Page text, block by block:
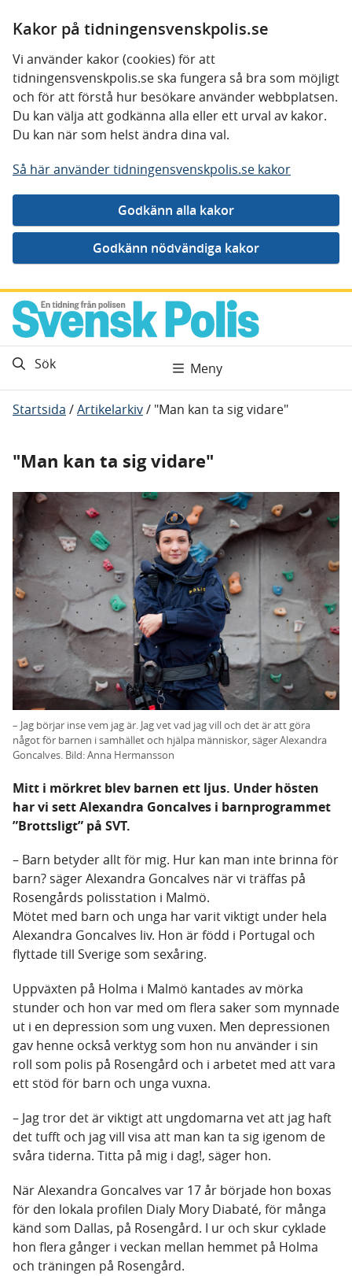
Kakor på tidningensvenskpolis.se
Vi använder kakor (cookies) för att
tidningensvenskpolis.se ska fungera så bra som möjligt
och för att förstå hur besökare använder webbplatsen.
Du kan välja att godkänna alla eller ett urval av kakor.
Du kan när som helst ändra dina val.
Så här använder tidningensvenskpolis.se kakor
Gå direkt till innehåll
Sök Meny
Startsida /Artikelarkiv/ "Man kan ta sig vidare"
"Man kan ta sig vidare"
– Jag börjar inse vem jag är. Jag vet vad jag vill och det är att göra
något för barnen i samhället och hjälpa människor, säger Alexandra
Goncalves. Bild: Anna Hermansson
Mitt i mörkret blev barnen ett ljus. Under hösten
har vi sett Alexandra Goncalves i barnprogrammet
”Brottsligt” på SVT.
– Barn betyder allt för mig. Hur kan man inte brinna för
barn? säger Alexandra Goncalves när vi träffas på
Rosengårds polisstation i Malmö.
Mötet med barn och unga har varit viktigt under hela
Alexandra Goncalves liv. Hon är född i Portugal och
flyttade till Sverige som sexåring.
Uppväxten på Holma i Malmö kantades av mörka
stunder och hon var med om flera saker som mynnade
ut i en depression som ung vuxen. Men depressionen
gav henne också verktyg som hon nu använder i sin
roll som polis på Rosengård och i arbetet med att vara
ett stöd för barn och unga vuxna.
– Jag tror det är viktigt att ungdomarna vet att jag haft
det tufft och jag vill visa att man kan ta sig igenom de
svåra tiderna. Titta på mig i dag!, säger hon.
När Alexandra Goncalves var 17 år började hon boxas
för den lokala profilen Dialy Mory Diabaté, för många
känd som Dallas, på Rosengård. I ur och skur cyklade
hon flera gånger i veckan mellan hemmet på Holma
och träningen på Rosengård.